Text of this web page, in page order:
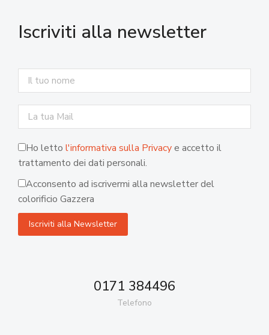
Iscriviti alla newsletter
Ho letto l'informativa sulla Privacye accetto il
trattamento dei dati personali.
Acconsento ad iscrivermi alla newsletter del
colorificio Gazzera
0171 384496
Telefono